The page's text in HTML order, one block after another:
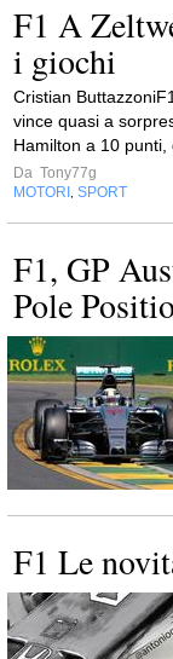
F1 A
i giochi
Cristian
vince quasi a
Hamilton a 10 punti,
Da Tony77g
MOTORI
SPORT
F1, GP
Pole
F1 Le